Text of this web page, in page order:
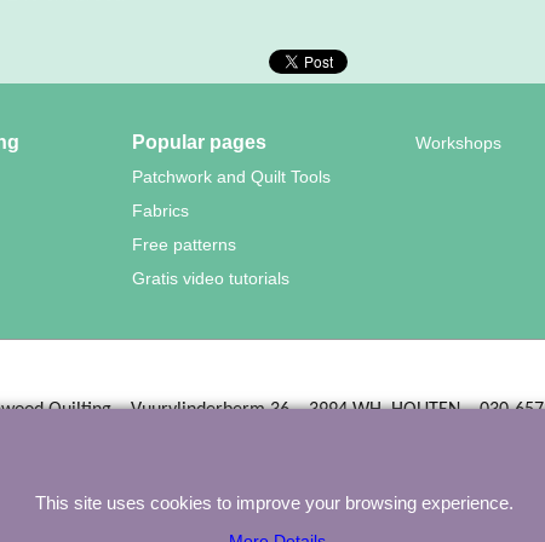
Popular pages
Patchwork and Quilt Tools
Fabrics
Free patterns
Gratis video tutorials
Workshops
Quilting – Vuurvlinderberm 36 – 3994 WH HOUTEN – 030-
This site uses cookies to improve your browsing experience.